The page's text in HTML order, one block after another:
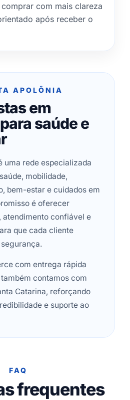
com mais clareza
após receber o
APOLÔNIA
em
saúde e
uma rede especializada
mobilidade,
bem-estar e cuidados em
é oferecer
atendimento confiável e
que cada cliente
com entrega rápida
contamos com
Catarina, reforçando
e suporte ao
FAQ
frequentes